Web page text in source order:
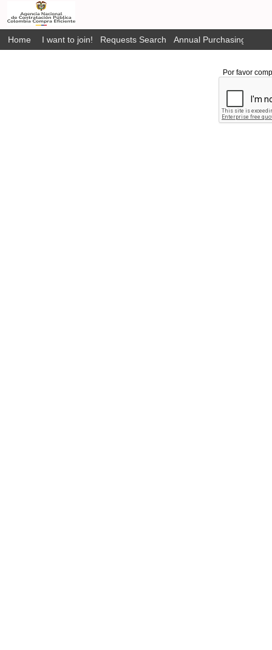
Home I want to join! Requests Search Annual Purchasing Plan
Por favor